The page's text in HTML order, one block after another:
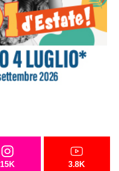
15K 3.8K